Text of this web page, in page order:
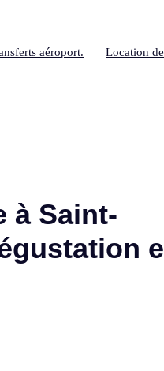
aéroport. Location
à Saint-